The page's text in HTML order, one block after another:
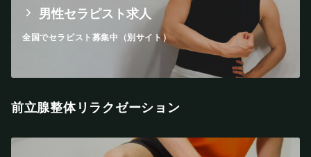
男性セラピスト求人
全国でセラピスト募集中（別サイト）
前立腺整体リラクゼーション